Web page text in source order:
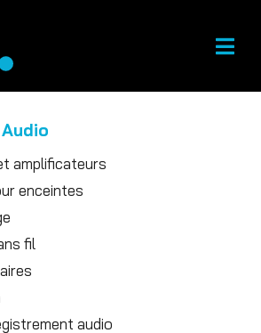
amplificateurs
enceintes
fil
audio